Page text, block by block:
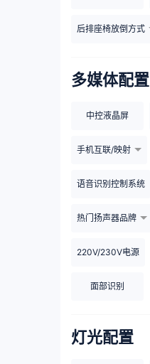
后排座椅放倒方式
多媒体配置
中控液晶屏
手机互联/映射
语音识别控制系统
热门扬声器品牌
220V/230V电源
面部识别
灯光配置